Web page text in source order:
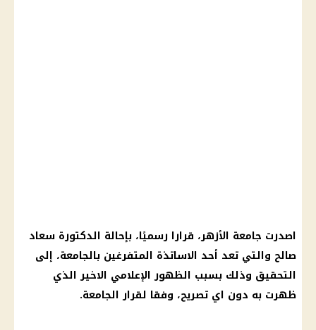
اصدرت جامعة الأزهر، قرارا رسميًا، بإحالة الدكتورة سعاد
صالح والتي تعد أحد الاساتذة المتفرغين بالجامعة، إلى
التحقيق وذلك بسبب الظهور الإعلامي الاخير الذي
ظهرت به دون اي تصريح، وفقا لقرار الجامعة.